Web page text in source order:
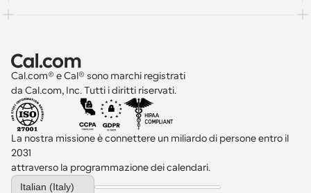
Cal.com® e Cal® sono marchi registrati
da Cal.com, Inc. Tutti i diritti riservati.
La nostra missione è connettere un miliardo di persone entro il
2031
attraverso la programmazione dei calendari.
Select Language
Italian (Italy)